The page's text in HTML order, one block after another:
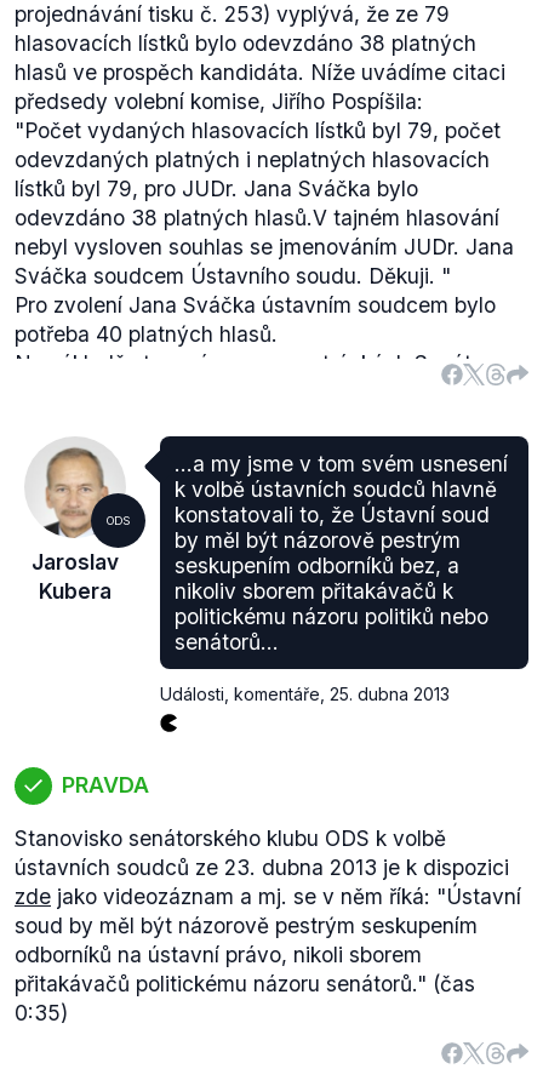
projednávání tisku č. 253) vyplývá, že ze 79
hlasovacích lístků bylo odevzdáno 38 platných
hlasů ve prospěch kandidáta. Níže uvádíme citaci
předsedy volební komise, Jiřího Pospíšila:
"Počet vydaných hlasovacích lístků byl 79, počet
odevzdaných platných i neplatných hlasovacích
lístků byl 79, pro JUDr. Jana Sváčka bylo
odevzdáno 38 platných hlasů.V tajném hlasování
nebyl vysloven souhlas se jmenováním JUDr. Jana
Sváčka soudcem Ústavního soudu. Děkuji. "
Pro zvolení Jana Sváčka ústavním soudcem bylo
potřeba 40 platných hlasů.
Na základě stenozáznamu na stránkách Senátu
hodnotíme výrok Milana štěcha jako pravdivý.
ODS
Jaroslav
Kubera
...a my jsme v tom svém usnesení
k volbě ústavních soudců hlavně
konstatovali to, že Ústavní soud
by měl být názorově pestrým
seskupením odborníků bez, a
nikoliv sborem přitakávačů k
politickému názoru politiků nebo
senátorů...
Události, komentáře 25. dubna 2013
PRAVDA
Stanovisko senátorského klubu ODS k volbě
ústavních soudců ze 23. dubna 2013 je k dispozici
zde jako videozáznam a mj. se v něm říká: "Ústavní
soud by měl být názorově pestrým seskupením
odborníků na ústavní právo, nikoli sborem
přitakávačů politickému názoru senátorů." (čas
0:35)